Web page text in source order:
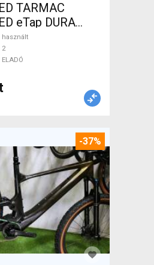
TARMAC
eTap DURA
ELADÓ
használt
2
ELADÓ
-37%